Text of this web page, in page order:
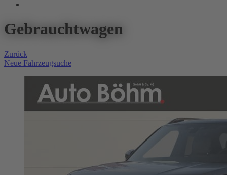
Gebrauchtwagen
Zurück
Neue Fahrzeugsuche